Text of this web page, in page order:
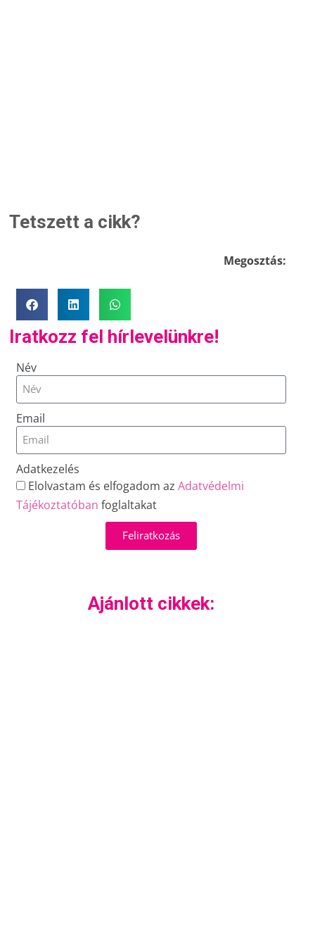
Tetszett a cikk?
Megosztás:
Iratkozz fel hírlevelünkre!
Név
Email
Adatkezelés
Elolvastam és elfogadom azAdatvédelmi
Tájékoztatóban foglaltakat
Feliratkozás
Ajánlott cikkek: